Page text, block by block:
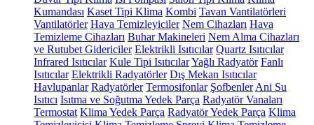
Kumandası Kaset Tipi Klima Kombi Tavan Vantilatörleri
Vantilatörler Hava Temizleyiciler Nem Cihazları Hava
Temizleme Cihazları Buhar Makineleri Nem Alma Cihazları
ve Rutubet Gidericiler Elektrikli Isıtıcılar Quartz Isıtıcılar
Infrared Isıtıcılar Kule Tipi IsıtıcılarYağlı Radyatör Fanlı
Isıtıcılar Elektrikli Radyatörler Dış Mekan Isıtıcılar
Havlupanlar Radyatörler Termosifonlar Şofbenler Ani Su
Isıtıcı Isıtma ve Soğutma Yedek Parça Radyatör Vanaları
Termostat Klima Yedek Parça Radyatör Yedek Parça Klima